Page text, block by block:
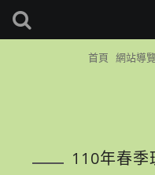
首頁 網站導
110年春季